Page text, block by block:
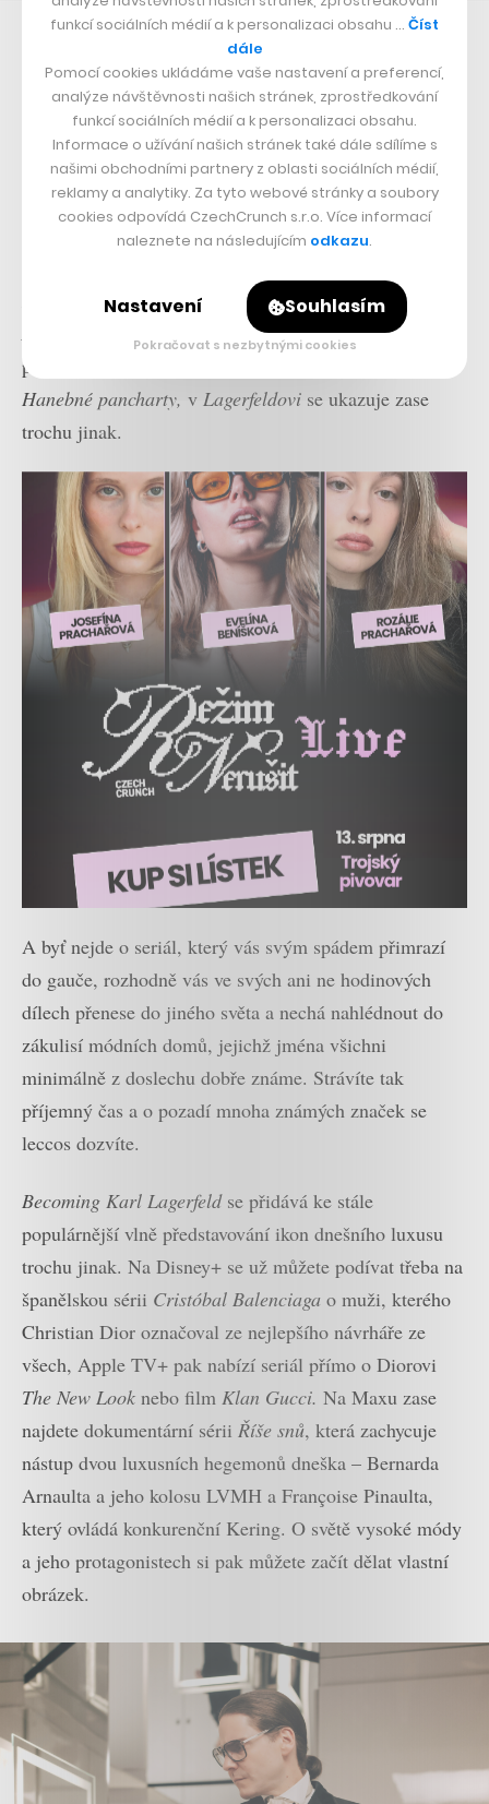
Daniel Brühl jako Karl Lagerfeld a Théodore Pellerin jako Jacques de
To všechno podtrhuje výkon Daniela Brühla, který se
pomalu stárnoucího Lagerfelda, jenž je v mnoha
ohledech pravým opakem svého prostředí, zhostil s
velkou grácií a jeho výstřednosti předvádí s nedbalou
lehkostí a uvěřitelností. Německý herec se španělskými
, celosvětově pak coby hlavní záporák v
Captain
Jeho kariéra je ale mnohem
pestřejší a zahrnuje třeba
Hanebné pancharty, v Lagerfeldovi se ukazuje zase
trochu jinak.
A byť nejde o seriál, který vás svým spádem přimrazí
do gauče, rozhodně vás ve svých ani ne hodinových
dílech přenese do jiného světa a nechá nahlédnout do
zákulisí módních domů, jejichž jména všichni
minimálně z doslechu dobře známe. Strávíte tak
příjemný čas a o pozadí mnoha známých značek se
leccos dozvíte.
Becoming Karl Lagerfeldse přidává ke stále
populárnější vlně představování ikon dnešního luxusu
trochu jinak. Na Disney+ se už můžete podívat třeba na
španělskou sérii Cristóbal Balenciaga o muži, kterého
Christian Dior označoval ze nejlepšího návrháře ze
všech, Apple TV+ pak nabízí seriál přímo o Diorovi
The New Look nebo film Klan Gucci. Na Maxu zase
najdete dokumentární sérii Říše snů, která zachycuje
nástup dvou luxusních hegemonů dneška – Bernarda
Arnaulta a jeho kolosu LVMH a Françoise Pinaulta,
který ovládá konkurenční Kering. O světě vysoké módy
a jeho protagonistech si pak můžete začít dělat vlastní
obrázek.
funkcí sociálních médií a k personalizaci obsahu … Číst
dále
Pomocí cookies ukládáme vaše nastavení a preferencí,
analýze návštěvnosti našich stránek, zprostředkování
funkcí sociálních médií a k personalizaci obsahu.
Informace o užívání našich stránek také dále sdílíme s
našimi obchodními partnery z oblasti sociálních médií,
reklamy a analytiky. Za tyto webové stránky a soubory
cookies odpovídá CzechCrunch s.r.o. Více informací
naleznete na následujícím odkazu.
Nastavení Souhlasím
Pokračovat s nezbytnými cookies